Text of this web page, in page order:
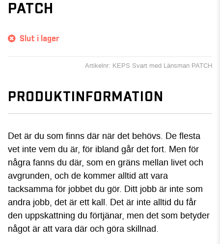
PATCH
Slut i lager
Artikelnr: KEPS Svart med Länsman PATCH
PRODUKTINFORMATION
Det är du som finns där när det behövs. De flesta
vet inte vem du är, för ibland går det fort. Men för
några fanns du där, som en gräns mellan livet och
avgrunden, och de kommer alltid att vara
tacksamma för jobbet du gör. Ditt jobb är inte som
andra jobb, det är ett kall. Det är inte alltid du får
den uppskattning du förtjänar, men det som betyder
något är att vara där och göra skillnad.